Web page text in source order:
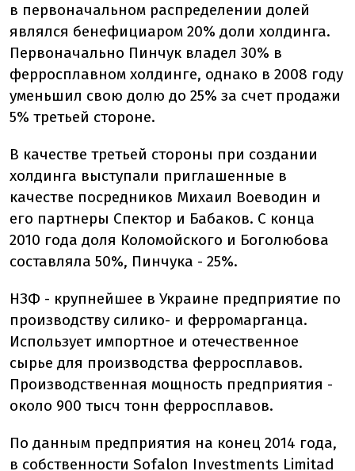
в первоначальном распределении долей
являлся бенефициаром 20% доли холдинга.
Первоначально Пинчук владел 30% в
ферросплавном холдинге, однако в 2008 году
уменьшил свою долю до 25% за счет продажи
5% третьей стороне.
В качестве третьей стороны при создании
холдинга выступали приглашенные в
качестве посредников Михаил Воеводин и
его партнеры Спектор и Бабаков. С конца
2010 года доля Коломойского и Боголюбова
составляла 50%, Пинчука - 25%.
НЗФ - крупнейшее в Украине предприятие по
производству силико- и ферромарганца.
Использует импортное и отечественное
сырье для производства ферросплавов.
Производственная мощность предприятия -
около 900 тысч тонн ферросплавов.
По данным предприятия на конец 2014 года,
в собственности Sofalon Investments Limitad